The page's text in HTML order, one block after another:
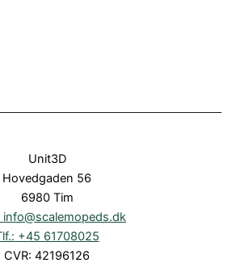
Unit3D
Hovedgaden 56
6980 Tim
info@scalemopeds.dk
+45 61708025
CVR: 42196126